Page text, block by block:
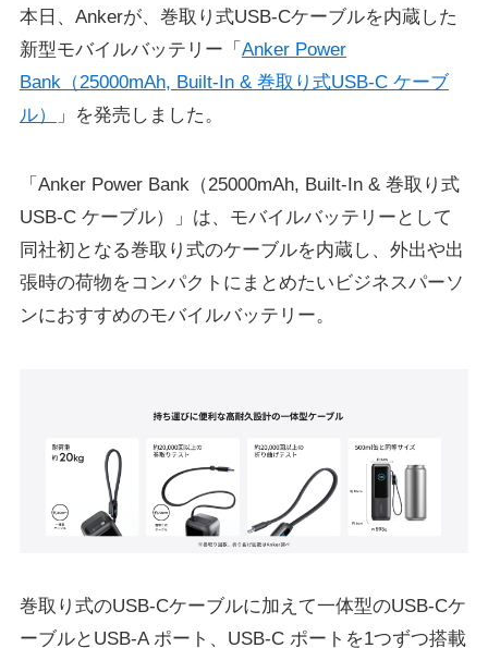
本日、Ankerが、巻取り式USB-Cケーブルを内蔵した
新型モバイルバッテリー「 Anker Power
Bank（25000mAh, Built-In & 巻取り式USB-C ケーブ
ル）
」を発売しました。
「Anker Power Bank（25000mAh, Built-In & 巻取り式
USB-C ケーブル）」は、モバイルバッテリーとして
同社初となる巻取り式のケーブルを内蔵し、外出や出
張時の荷物をコンパクトにまとめたいビジネスパーソ
ンにおすすめのモバイルバッテリー。
巻取り式のUSB-Cケーブルに加えて⼀体型のUSB-Cケ
ーブルとUSB-A ポート、USB-C ポートを1つずつ搭載